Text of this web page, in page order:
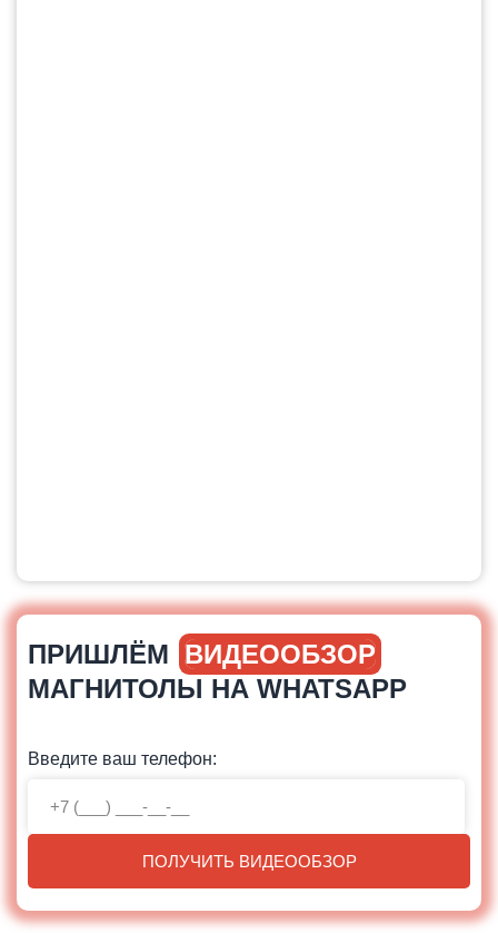
ПРИШЛЁМ ВИДЕООБЗОР
МАГНИТОЛЫ НА WHATSAPP
Введите ваш телефон:
ПОЛУЧИТЬ ВИДЕООБЗОР